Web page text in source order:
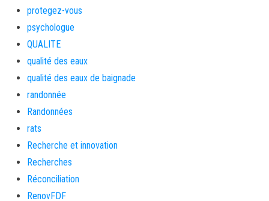
protegez-vous
psychologue
QUALITE
qualité des eaux
qualité des eaux de baignade
randonnée
Randonnées
rats
Recherche et innovation
Recherches
Réconciliation
RenovFDF